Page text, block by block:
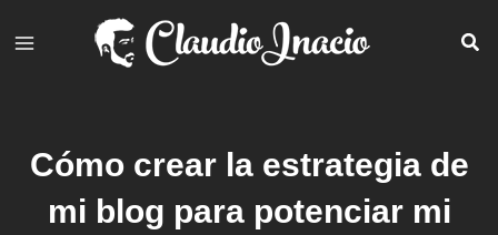
Cómo crear la estrategia de
mi blog para potenciar mi